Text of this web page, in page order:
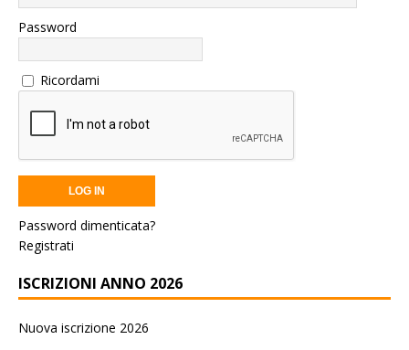
Password
Ricordami
Password dimenticata?
Registrati
ISCRIZIONI ANNO 2026
Nuova iscrizione 2026